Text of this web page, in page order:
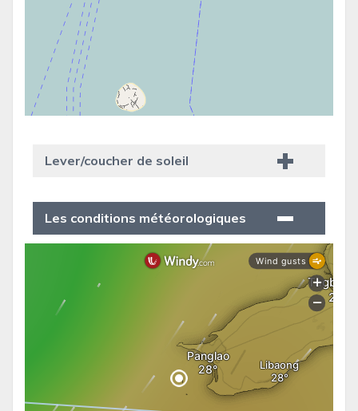
Lever/coucher de soleil
Les conditions météorologiques